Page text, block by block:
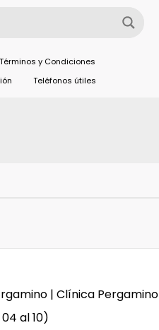
Términos y Condiciones
Teléfonos útiles
| Clínica Pergamino
al 10)